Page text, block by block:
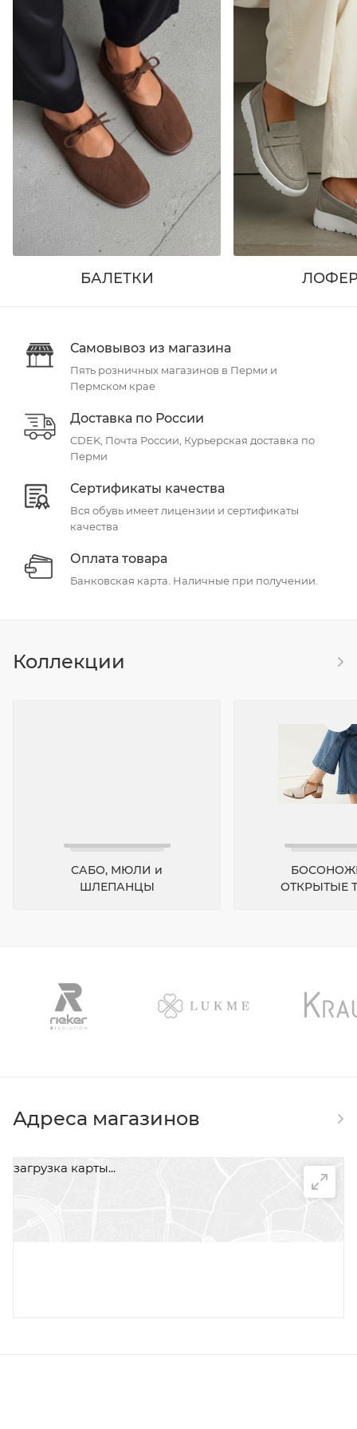
БАЛЕТКИ
Самовывоз из магазина
Пять розничных магазинов в Перми и
Пермском крае
Доставка по России
CDEK, Почта России, Курьерская доставка по
Перми
Сертификаты качества
Вся обувь имеет лицензии и сертификаты
качества
Оплата товара
Банковская карта. Наличные при получении.
Коллекции
САБО, МЮЛИ и
ШЛЕПАНЦЫ
ОТКРЫТЫЕ
Адреса магазинов
загрузка карты...